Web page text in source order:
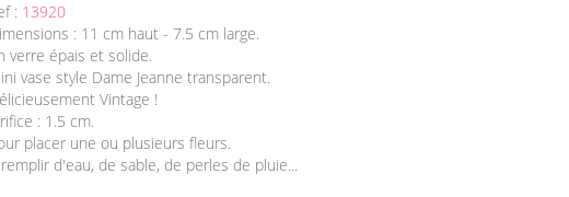
: 13920
: 11 cm haut - 7.5 cm large.
verre épais et solide.
vase style Dame Jeanne transparent.
Vintage !
: 1.5 cm.
placer une ou plusieurs fleurs.
d'eau, de sable, de perles de pluie...